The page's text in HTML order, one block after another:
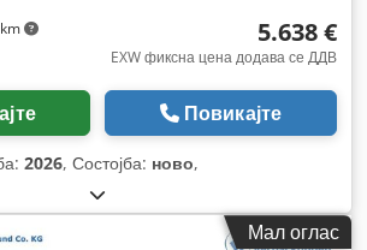
5.638 €
EXW фиксна цена додава се ДДВ
Повикајте
2026, Состојба: ново,
Мал оглас